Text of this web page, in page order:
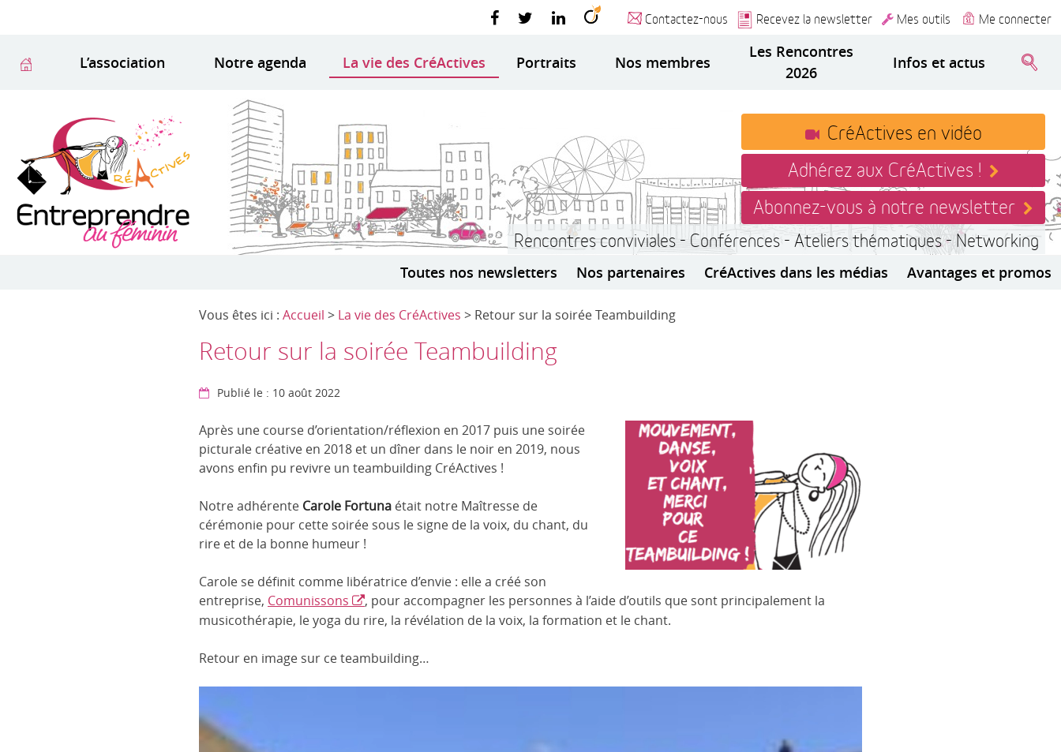
Contactez-nous Recevez la newsletter Mes outils Me connecter
L’association Notre agenda La vie des CréActives Portraits Nos membres
Les Rencontres
2026
Infos et actus
CréActives en vidéo
Adhérez aux CréActives !
Abonnez-vous à notre newsletter
Rencontres conviviales - Conférences - Ateliers thématiques - Networking
Toutes nos newsletters Nos partenaires CréActives dans les médias Avantages et promos
Vous êtes ici : Accueil > La vie des CréActives > Retour sur la soirée Teambuilding
Retour sur la soirée Teambuilding
Publié le : 10 août 2022
Après une course d’orientation/réflexion en 2017 puis une soirée
picturale créative en 2018 et un dîner dans le noir en 2019, nous
avons enfin pu revivre un teambuilding CréActives !
Notre adhérente Carole Fortuna était notre Maîtresse de
cérémonie pour cette soirée sous le signe de la voix, du chant, du
rire et de la bonne humeur !
Carole se définit comme libératrice d’envie : elle a créé son
entreprise, Comunissons
, pour accompagner les personnes à l’aide d’outils que sont principalement la
musicothérapie, le yoga du rire, la révélation de la voix, la formation et le chant.
Retour en image sur ce teambuilding…
vidéo